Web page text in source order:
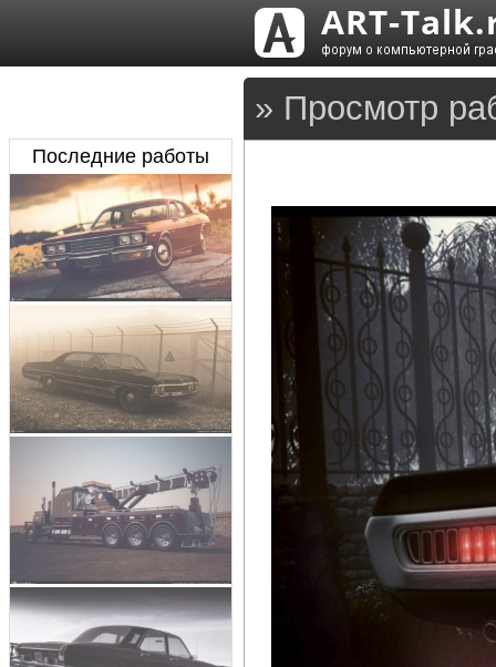
» Просмотр
Последние работы